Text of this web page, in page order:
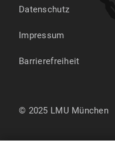
Datenschutz
Impressum
Barrierefreiheit
© 2025 LMU München